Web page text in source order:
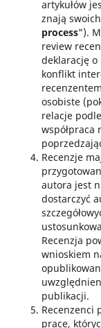
artykułów
znają
process").
review
deklarację
konflikt
osobiste
relacje
współpraca
Recenzje
autora jest
dostarczyć
Recenzja
wnioskiem
publikacji.
Recenzenci
prace,